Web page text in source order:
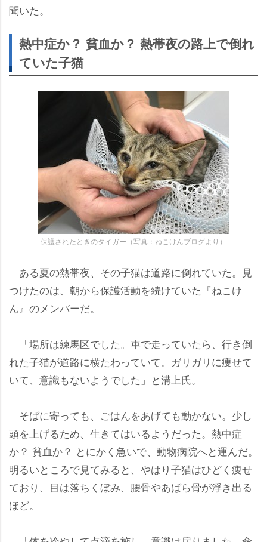
聞いた。
熱中症か？ 貧血か？ 熱帯夜の路上で倒れ
ていた子猫
保護されたときのタイガー（写真：ねこけんブログより）
ある夏の熱帯夜、その子猫は道路に倒れていた。見
つけたのは、朝から保護活動を続けていた『ねこけ
ん』のメンバーだ。
「場所は練馬区でした。車で走っていたら、行き倒
れた子猫が道路に横たわっていて。ガリガリに痩せて
いて、意識もないようでした」と溝上氏。
そばに寄っても、ごはんをあげても動かない。少し
頭を上げるため、生きてはいるようだった。熱中症
か？ 貧血か？ とにかく急いで、動物病院へと運んだ。
明るいところで見てみると、やはり子猫はひどく痩せ
ており、目は落ちくぼみ、腰骨やあばら骨が浮き出る
ほど。